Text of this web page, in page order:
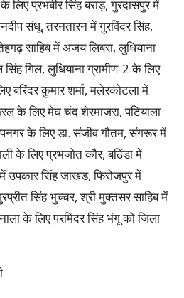
लिए प्रभबीर सिंह बराड़, गुरदासपुर में
संधू, तरनतारन में गुरविंदर सिंह,
साहिब में अजय लिबरा, लुधियाना
गिल, लुधियाना ग्रामीण-2 के लिए
बरिंदर कुमार शर्मा, मलेरकोटला में
के लिए मेघ चंद शेरमाजरा, पटियाला
के लिए डा. संजीव गौतम, संगरूर में
के लिए प्रभजोत कौर, बठिंडा में
उपकार सिंह जाखड़, फिरोजपुर में
सिंह भुच्चर, श्री मुक्तसर साहिब में
के लिए परमिंदर सिंह भंगू को जिला